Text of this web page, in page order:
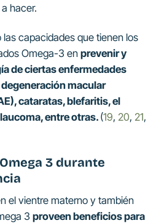
hacer.
capacidades que tienen los
Omega-3 en prevenir y
de ciertas enfermedades
macular
cataratas, blefaritis, el
entre otras. (19, 20, 21,
3 durante
el vientre materno y también
3 proveen beneficios para